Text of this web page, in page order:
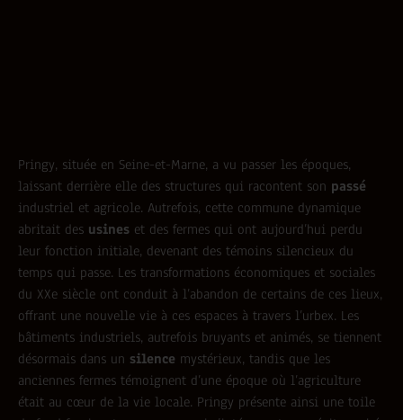
Pringy, située en Seine-et-Marne, a vu passer les époques,
laissant derrière elle des structures qui racontent son passé
industriel et agricole. Autrefois, cette commune dynamique
abritait des usines et des fermes qui ont aujourd’hui perdu
leur fonction initiale, devenant des témoins silencieux du
temps qui passe. Les transformations économiques et sociales
du XXe siècle ont conduit à l’abandon de certains de ces lieux,
offrant une nouvelle vie à ces espaces à travers l’urbex. Les
bâtiments industriels, autrefois bruyants et animés, se tiennent
désormais dans un silence mystérieux, tandis que les
anciennes fermes témoignent d’une époque où l’agriculture
était au cœur de la vie locale. Pringy présente ainsi une toile